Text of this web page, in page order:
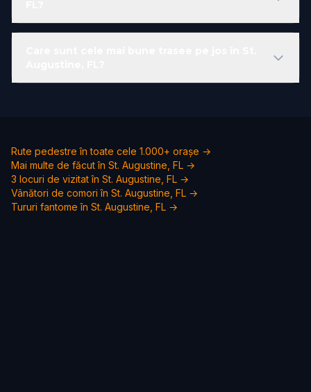
Rute pedestre în toate cele 1.000+ orașe →
Mai multe de făcut în St. Augustine, FL →
3 locuri de vizitat în St. Augustine, FL →
Vânători de comori în St. Augustine, FL →
Tururi fantome în St. Augustine, FL →